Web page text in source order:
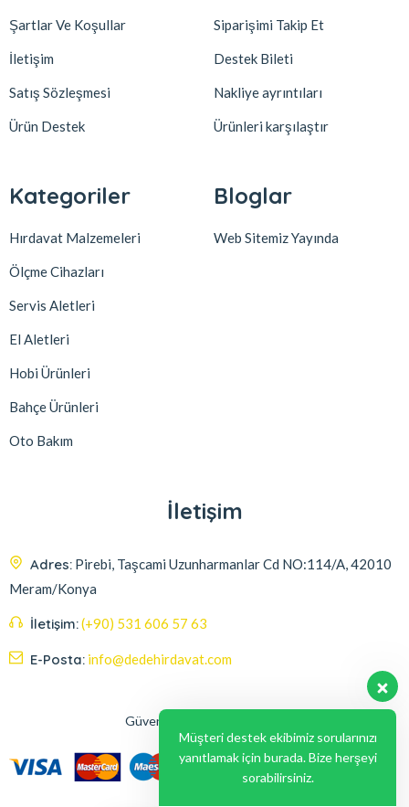
Şartlar Ve Koşullar
İletişim
Satış Sözleşmesi
Ürün Destek
Siparişimi Takip Et
Destek Bileti
Nakliye ayrıntıları
Ürünleri karşılaştır
Kategoriler
Hırdavat Malzemeleri
Ölçme Cihazları
Servis Aletleri
El Aletleri
Hobi Ürünleri
Bahçe Ürünleri
Oto Bakım
Bloglar
Web Sitemiz Yayında
İletişim
Adres: Pirebi, Taşcami Uzunharmanlar Cd NO:114/A, 42010
Meram/Konya
İletişim:(+90) 531 606 57 63
E-Posta: info@dedehirdavat.com
Güvenli Ödeme Seçenekleri
Müşteri destek ekibimiz sorularınızı
yanıtlamak için burada. Bize herşeyi
sorabilirsiniz.